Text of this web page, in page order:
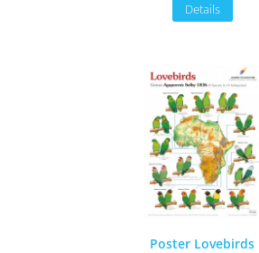
Details
Poster Lovebirds